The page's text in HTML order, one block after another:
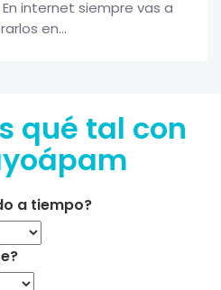
internet siempre vas a
en...
qué tal con
a tiempo?